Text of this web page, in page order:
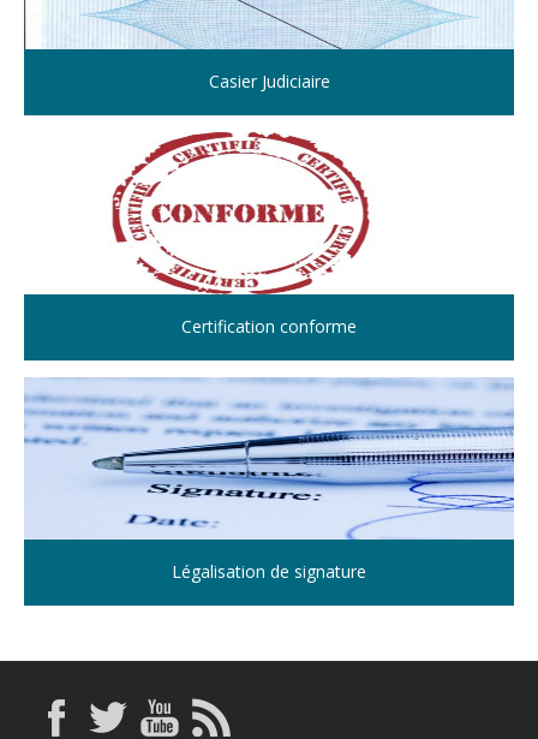
Casier Judiciaire
Certification conforme
Légalisation de signature